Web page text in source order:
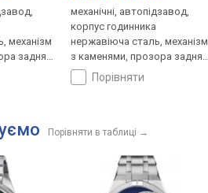
механізм
задня
механічні, автопідзавод,
корпус годинника
нержавіюча сталь, механізм
з каменями, прозора задня
кришка, світовий час,
ремінець: ремінець
порівняти
Порівняти в таблиці →